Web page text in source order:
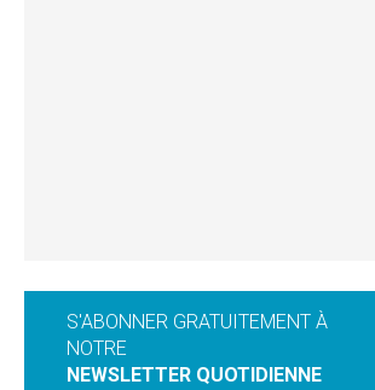
S'ABONNER GRATUITEMENT À
NOTRE
NEWSLETTER QUOTIDIENNE